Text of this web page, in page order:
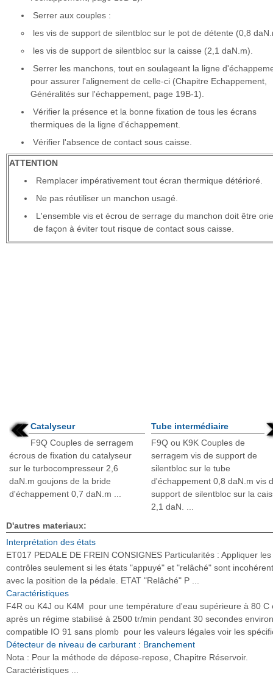
Serrer aux couples :
les vis de support de silentbloc sur le pot de détente (0,8
les vis de support de silentbloc sur la caisse (2,1 daN.m).
Serrer les manchons, tout en soulageant la ligne
pour assurer l'alignement de celle-ci (Chapitre Echappement,
Généralités sur l'échappement, page 19B-1).
Vérifier la présence et la bonne fixation de tous les écrans
thermiques de la ligne d'échappement.
Vérifier l'absence de contact sous caisse.
ATTENTION
Remplacer impérativement tout écran thermique détérioré.
Ne pas réutiliser un manchon usagé.
L'ensemble vis et écrou de serrage du manchon doit être
de façon à éviter tout risque de contact sous caisse.
Catalyseur
F9Q Couples de serragem
écrous de fixation du catalyseur
sur le turbocompresseur 2,6
daN.m goujons de la bride
d'échappement 0,7 daN.m ...
Tube intermédiaire
F9Q ou K9K Couples de
serragem vis de support de
silentbloc sur le tube
d'échappement 0,8 daN.m vis
support de silentbloc sur la
2,1 daN. ...
D'autres materiaux:
Interprétation des états
ET017 PEDALE DE FREIN CONSIGNES Particularités : Appliquer les
contrôles seulement si les états "appuyé" et "relâché" sont
avec la position de la pédale. ETAT "Relâché" P ...
Caractéristiques
F4R ou K4J ou K4M pour une température d'eau supérieure à 80 C
après un régime stabilisé à 2500 tr/min pendant 30 secondes environ
compatible IO 91 sans plomb pour les valeurs légales voir les
Détecteur de niveau de carburant : Branchement
Nota : Pour la méthode de dépose-repose, Chapitre Réservoir.
Caractéristiques ...